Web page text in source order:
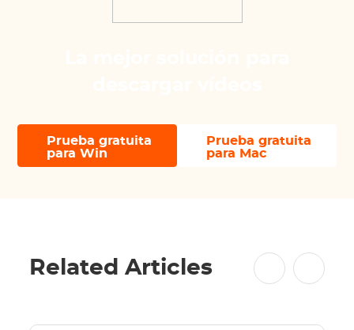
Prueba gratuita
para Win
Prueba gratuita
para Mac
Related Articles